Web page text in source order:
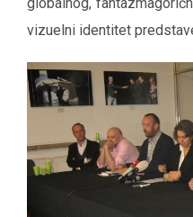
vizuelni identitet